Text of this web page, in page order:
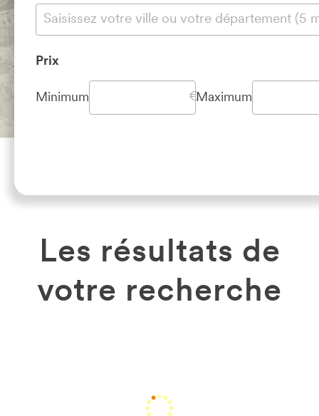
Prix
Minimum Maximum
Les résultats de
votre recherche